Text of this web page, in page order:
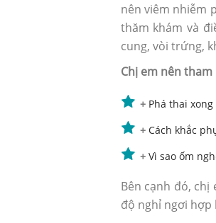
nên viêm nhiễm
thăm khám và
cung, vòi trứng,
Chị em nên
+ Phá thai
+ Cách khắc
+ Vì sao ốm
Bên cạnh đó,
độ nghỉ ngơi hợp